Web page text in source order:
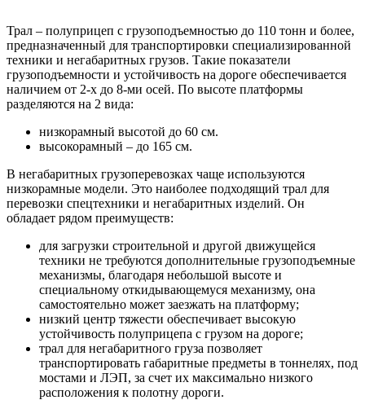
Трал – полуприцеп с грузоподъемностью до 110 тонн и более,
предназначенный для транспортировки специализированной
техники и негабаритных грузов. Такие показатели
грузоподъемности и устойчивость на дороге обеспечивается
наличием от 2-х до 8-ми осей. По высоте платформы
разделяются на 2 вида:
низкорамный высотой до 60 см.
высокорамный – до 165 см.
В негабаритных грузоперевозках чаще используются
низкорамные модели. Это наиболее подходящий трал для
перевозки спецтехники и негабаритных изделий. Он
обладает рядом преимуществ:
для загрузки строительной и другой движущейся
техники не требуются дополнительные грузоподъемные
механизмы, благодаря небольшой высоте и
специальному откидывающемуся механизму, она
самостоятельно может заезжать на платформу;
низкий центр тяжести обеспечивает высокую
устойчивость полуприцепа с грузом на дороге;
трал для негабаритного груза позволяет
транспортировать габаритные предметы в тоннелях, под
мостами и ЛЭП, за счет их максимально низкого
расположения к полотну дороги.